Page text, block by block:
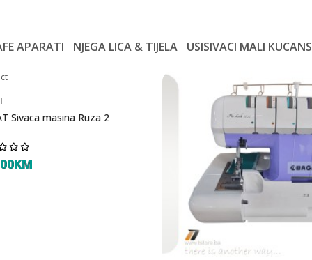
APARATI NJEGA LICA & TIJELA USISIVACI MALI
Sivaca masina Ruza 2